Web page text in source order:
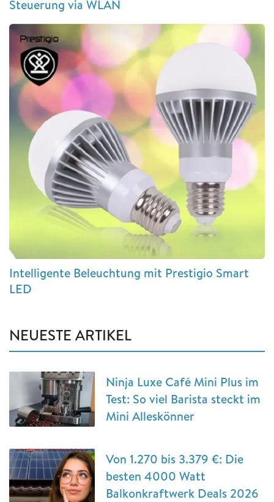
Steuerung via WLAN
Intelligente Beleuchtung mit Prestigio Smart
LED
NEUESTE ARTIKEL
Ninja Luxe Café Mini Plus im
Test: So viel Barista steckt im
Mini Alleskönner
Von 1.270 bis 3.379 €: Die
besten 4000 Watt
Balkonkraftwerk Deals 2026